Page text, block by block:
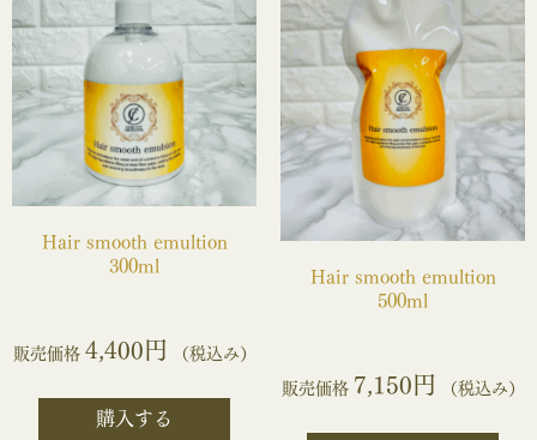
Hair smooth emultion
300ml
販売価格 4,400円 （税込み）
購入する
Hair smooth emultion
500ml
販売価格 7,150円 （税込み）